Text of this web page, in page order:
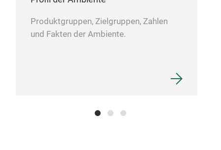
Produktgruppen, Zielgruppen, Zahlen
und Fakten der Ambiente.